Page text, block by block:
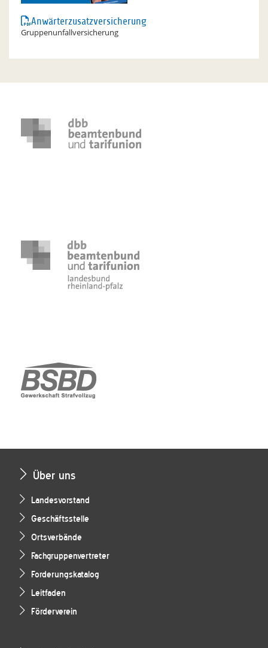
Anwärterzusatzversicherung
Gruppenunfallversicherung
Über uns
Landesvorstand
Geschäftsstelle
Ortsverbände
Fachgruppenvertreter
Forderungskatalog
Leitfaden
Förderverein